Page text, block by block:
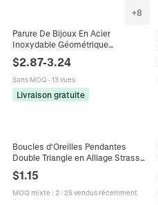
+8
Parure De Bijoux En Acier
Inoxydable Géométrique
Minimaliste Cœur Étoile Lune
Triangle Cube Collier Pendentif
Boucles D'oreilles
$2.87-3.24
Sans MOQ · 13 vues
Livraison gratuite
Boucles d'Oreilles Pendantes
Double Triangle en Alliage Strass
Acier Inox Bijoux Femme Cadeau
$1.15
MOQ mixte: 2· 25 vendus récemment